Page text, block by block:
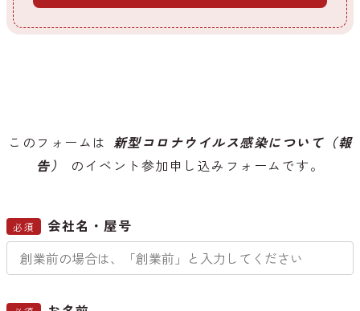
このフォームは 新型コロナウイルス感染について（報
告）
のイベント参加申し込みフォームです。
必須 会社名・屋号